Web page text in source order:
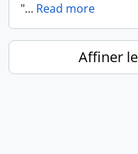
"… Read more
Affiner